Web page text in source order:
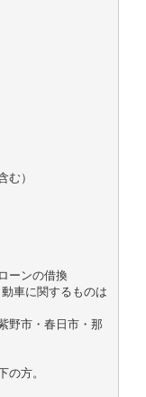
む）
ーンの借換
車に関するものは
野市・春日市・那
の方。